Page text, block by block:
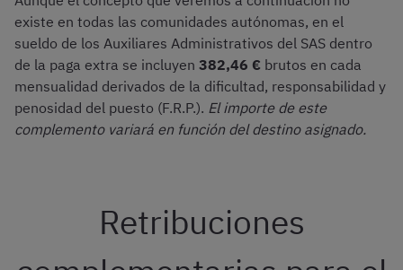
existe en todas las comunidades autónomas, en el
sueldo de los Auxiliares Administrativos del SAS dentro
de la paga extra se incluyen 382,46 € brutos en cada
mensualidad derivados de la dificultad, responsabilidad y
penosidad del puesto (F.R.P.). El importe de este
complemento variará en función del destino asignado.
Retribuciones